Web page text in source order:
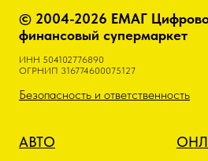
© 2004-2026 ЕМАГ
финансовый супермаркет
ИНН 504102776890
ОГРНИП 316774600075127
Безопасность и ответственность
АВТО